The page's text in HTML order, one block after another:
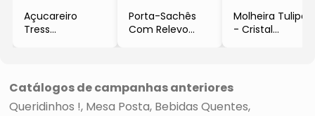
Açucareiro
Tress
Porta-Sachês
Com Relevo
Molheira Tulipa
- Cristal
Catálogos de campanhas anteriores
Queridinhos ! Mesa Posta Bebidas Quentes